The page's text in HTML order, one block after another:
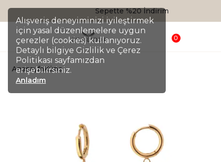
Alışveriş deneyiminizi iyileştirmek
için yasal düzenlemelere uygun
çerezler (cookies) kullanıyoruz.
Detaylı bilgiye Gizlilik ve Çerez
Politikası sayfamızdan
erişebilirsiniz.
Anladım
Sepette %20 İndirim
0
AnasayfaKüpe